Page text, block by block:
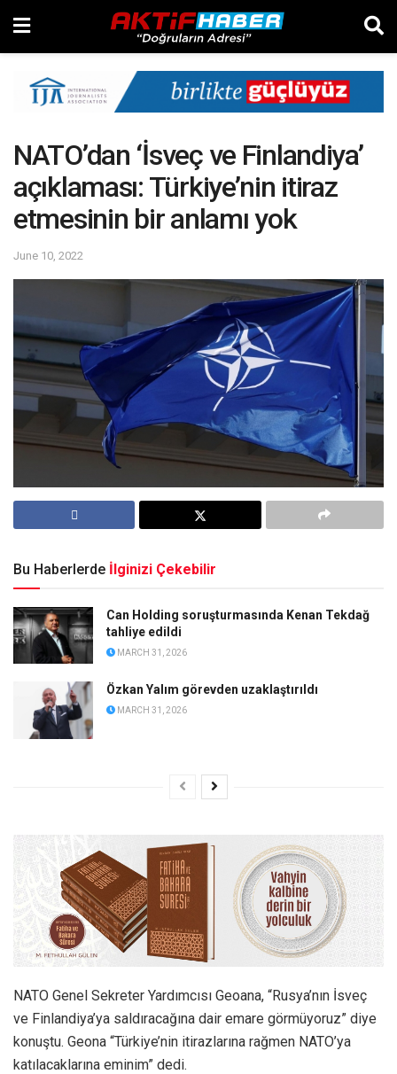
NATO’dan ‘İsveç ve Finlandiya’
açıklaması: Türkiye’nin itiraz
etmesinin bir anlamı yok
June 10, 2022
Bu Haberlerde İlginizi Çekebilir
Can Holding soruşturmasında Kenan Tekdağ
tahliye edildi
MARCH 31, 2026
Özkan Yalım görevden uzaklaştırıldı
MARCH 31, 2026
NATO Genel Sekreter Yardımcısı Geoana, “Rusya’nın İsveç
ve Finlandiya’ya saldıracağına dair emare görmüyoruz” diye
konuştu. Geona “Türkiye’nin itirazlarına rağmen NATO’ya
katılacaklarına eminim” dedi.